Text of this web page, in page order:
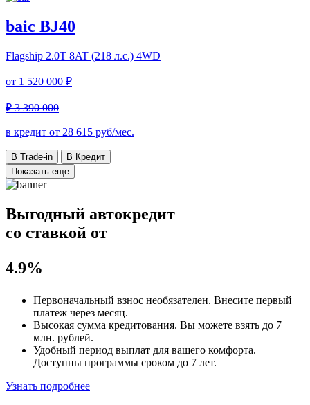
baic BJ40
Flagship 2.0T 8AT (218 л.с.) 4WD
от 1 520 000 ₽
₽ 3 390 000
в кредит от 28 615 руб/мес.
В Trade-in
В Кредит
Показать еще
Выгодный автокредит
со ставкой от
4.9%
Первоначальный взнос необязателен. Внесите первый
платеж через месяц.
Высокая сумма кредитования. Вы можете взять до 7
млн. рублей.
Удобный период выплат для вашего комфорта.
Доступны программы сроком до 7 лет.
Узнать подробнее